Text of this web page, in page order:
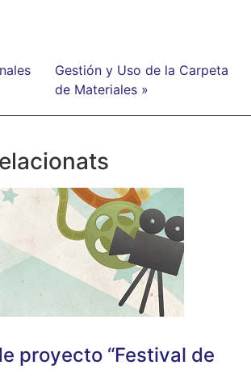
Gestión y Uso de la Carpeta
de Materiales »
proyecto “Festival de